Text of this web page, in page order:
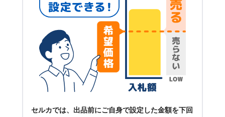
セルカでは、出品前にご自身で設定した金額を下回